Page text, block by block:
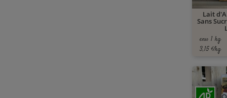
Lait
Sans
env. 1 kg
3,15 €/kg